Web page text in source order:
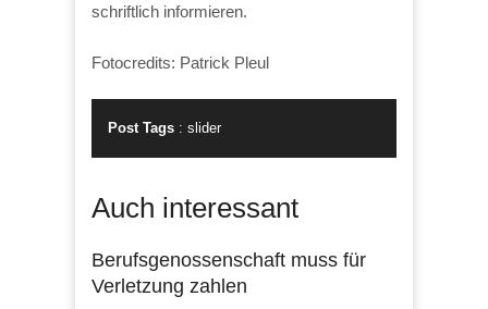
schriftlich informieren.
Fotocredits: Patrick Pleul
Post Tags : slider
Auch interessant
Berufsgenossenschaft muss für
Verletzung zahlen